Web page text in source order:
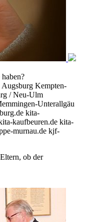
Kempten-
/ Neu-Ulm
Unterallgäu
kita-
kaufbeuren.de kita-
murnau.de kjf-
ob der